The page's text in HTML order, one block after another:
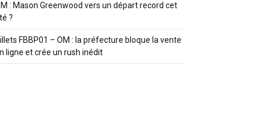
: Mason Greenwood vers un départ record cet
?
FBBP01 – OM : la préfecture bloque la vente
ligne et crée un rush inédit